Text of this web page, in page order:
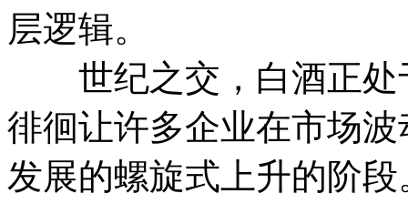
层逻辑。
世纪之交，白酒正处
徘徊让许多企业在市场
发展的螺旋式上升的阶